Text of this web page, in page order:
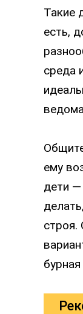
Такие
есть,
среда
ему
дети —
строя.